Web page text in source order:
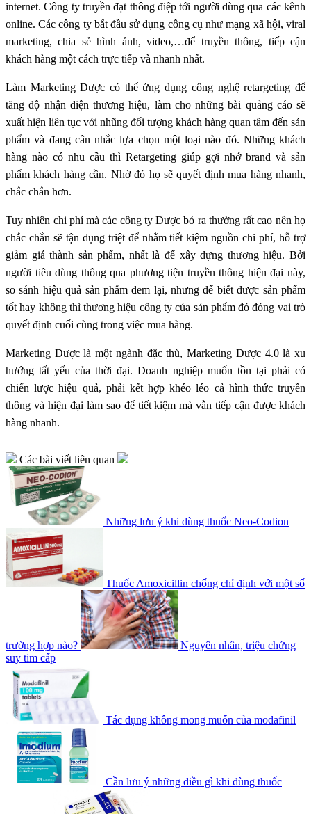
internet. Công ty truyền đạt thông điệp tới người dùng qua các kênh
online. Các công ty bắt đầu sử dụng công cụ như mạng xã hội, viral
marketing, chia sẻ hình ảnh, video,…để truyền thông, tiếp cận
khách hàng một cách trực tiếp và nhanh nhất.
Làm Marketing Dược có thể ứng dụng công nghệ retargeting để
tăng độ nhận diện thương hiệu, làm cho những bài quảng cáo sẽ
xuất hiện liên tục với nhũng đối tượng khách hàng quan tâm đến sản
phẩm và đang cân nhắc lựa chọn một loại nào đó. Những khách
hàng nào có nhu cầu thì Retargeting giúp gợi nhớ brand và sản
phẩm khách hàng cần. Nhờ đó họ sẽ quyết định mua hàng nhanh,
chắc chắn hơn.
Tuy nhiên chi phí mà các công ty Dược bỏ ra thường rất cao nên họ
chắc chắn sẽ tận dụng triệt để nhằm tiết kiệm nguồn chi phí, hỗ trợ
giảm giá thành sản phẩm, nhất là để xây dựng thương hiệu. Bởi
người tiêu dùng thông qua phương tiện truyền thông hiện đại này,
so sánh hiệu quả sản phẩm đem lại, nhưng để biết được sản phẩm
tốt hay không thì thương hiệu công ty của sản phẩm đó đóng vai trò
quyết định cuối cùng trong việc mua hàng.
Marketing Dược là một ngành đặc thù, Marketing Dược 4.0 là xu
hướng tất yếu của thời đại. Doanh nghiệp muốn tồn tại phải có
chiến lược hiệu quả, phải kết hợp khéo léo cả hình thức truyền
thông và hiện đại làm sao để tiết kiệm mà vẫn tiếp cận được khách
hàng nhanh.
Các bài viết liên quan
Những lưu ý khi dùng thuốc Neo-Codion
Thuốc Amoxicillin chống chỉ định với một số
trường hợp nào?
Nguyên nhân, triệu chứng
suy tim cấp
Tác dụng không mong muốn của modafinil
Cần lưu ý những điều gì khi dùng thuốc